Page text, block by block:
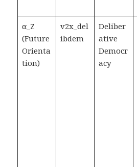
α_Z
(Future
Orienta
tion)
v2x_del
ibdem
Deliber
ative
Democr
acy